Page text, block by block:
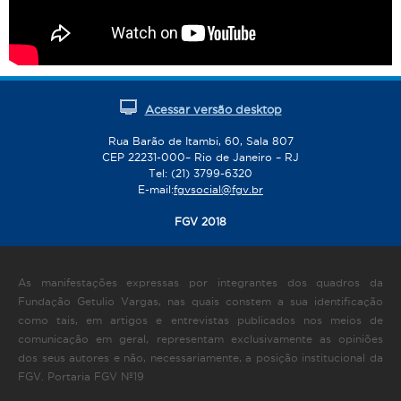
Acessar versão desktop
Rua Barão de Itambi, 60, Sala 807
CEP 22231-000– Rio de Janeiro – RJ
Tel: (21) 3799-6320
E-mail:fgvsocial@fgv.br
FGV 2018
As manifestações expressas por integrantes dos quadros da
Fundação Getulio Vargas, nas quais constem a sua identificação
como tais, em artigos e entrevistas publicados nos meios de
comunicação em geral, representam exclusivamente as opiniões
dos seus autores e não, necessariamente, a posição institucional da
FGV. Portaria FGV Nº19